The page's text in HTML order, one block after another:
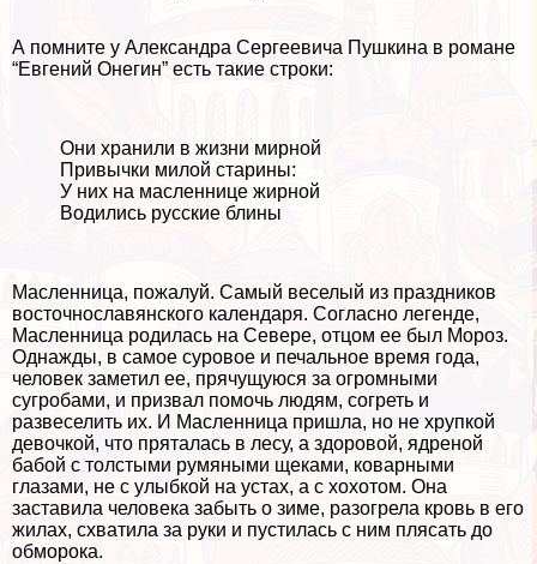
А помните у Александра Сергеевича Пушкина в романе
“Евгений Онегин” есть такие строки:
Они хранили в жизни мирной
Привычки милой старины:
У них на масленнице жирной
Водились русские блины
Масленница, пожалуй. Самый веселый из праздников
восточнославянского календаря. Согласно легенде,
Масленница родилась на Севере, отцом ее был Мороз.
Однажды, в самое суровое и печальное время года,
человек заметил ее, прячущуюся за огромными
сугробами, и призвал помочь людям, согреть и
развеселить их. И Масленница пришла, но не хрупкой
дeвoчкой, что пряталась в лесу, а здоровой, ядреной
бабой с толстыми румяными щеками, коварными
глазами, не с улыбкой на устах, а с хохотом. Она
заставила человека забыть о зиме, разогрела кровь в его
жилах, схватила за руки и пустилась с ним плясать до
обморока.